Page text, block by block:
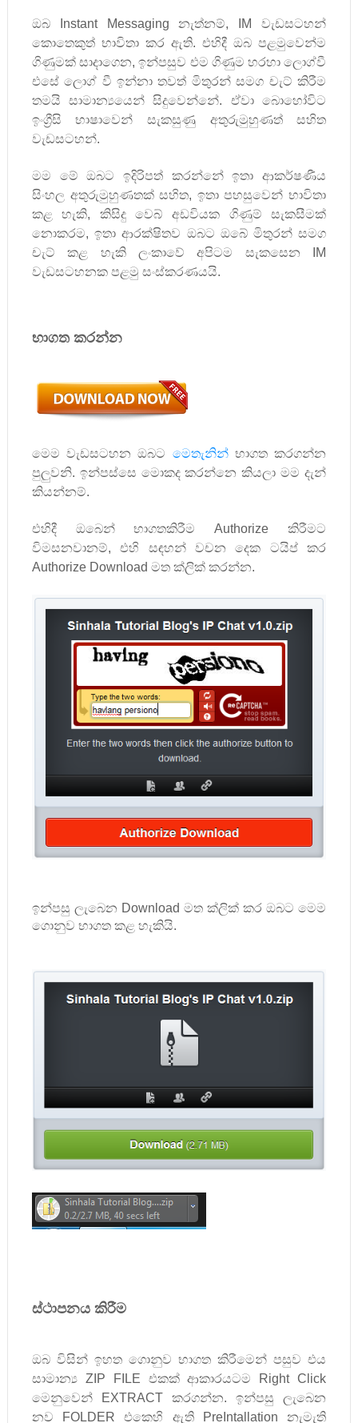
ඔබ Instant Messagingනැත්නම්, IMවැඩසටහන්
කොතෙකුත් භාවිතා කර ඇති. එහිදී ඔබ පළමුවෙන්ම
ගිණුමක් සාදාගෙන,ඉන්පසුව එම ගිණුම හරහා ලොග්වී
එසේ ලොග් වී ඉන්නා තවත් මිතුරන් සමග චැට් කිරීම
තමයි සාමාන්‍යයෙන් සිදුවෙන්නේ. ඒවා බොහෝවිට
ඉංග්‍රීසි භාෂාවෙන් සැකසුණු අතුරුමුහුණත් සහිත
වැඩසටහන්.
මම මේ ඔබට ඉදිරිපත් කරන්නේ ඉතා ආකර්ෂණීය
සිංහල අතුරුමුහුණතක් සහිත, ඉතා පහසුවෙන් භාවිතා
කළ හැකි, කිසිදු වෙබ් අඩවියක ගිණුම් සැකසීමක්
නොකරම,ඉතා ආරක්ෂිතව ඔබට ඔබේ මිතුරන් සමග
චැට් කළ හැකි ලංකාවේ අපිටම සැකසෙන
IM
වැඩසටහනක පළමු සංස්කරණයයි.
භාගත කරන්න
මෙම වැඩසටහන ඔබට මෙතැනින්භාගත කරගන්න
පුලුවනි. ඉන්පස්සෙ මොකද කරන්නෙ කියලා මම දැන්
කියන්නම්.
එහිදී ඔබෙන් භාගතකිරීමAuthorizeකිරීමට
විමසනවානම්,එහි සඳහන් වචන දෙක ටයිප් කර
Authorize Download මත ක්ලික් කරන්න.
ඉන්පසු ලැබෙන Download මත ක්ලික් කර ඔබට මෙම
ගොනුව භාගත කළ හැකියි.
ස්ථාපනය කිරීම
ඔබ විසින් ඉහත ගොනුව භාගත කිරීමෙන් පසුව එය
සාමාන්‍ය ZIP FILE එකක් ආකාරයටම
Right Click
මෙනුවෙන්
EXTRACTකරගන්න. ඉන්පසු ලැබෙන
නව
FOLDERඑකෙහි ඇති PreIntallationනැමැති